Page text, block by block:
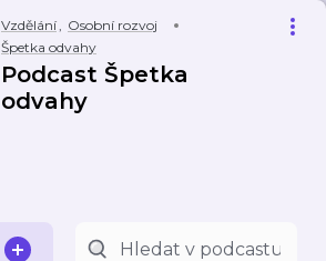
Vzdělání, Osobní rozvoj
Špetka odvahy
Podcast Špetka
odvahy